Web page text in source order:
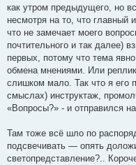
как утром предыдущего, но
несмотря на то, что главный
что не замечает моего
почтительного и так далее)
первых, потому что тема
обмена мнениями. Или
слишком мало. Так что я его
смыслах) инструктаж,
«Вопросы?» - и отправился на
Там тоже всё шло по
подсвечивать — опять
светопредставление?..